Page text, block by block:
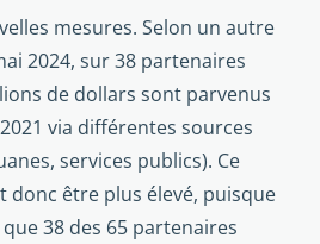
mesures. Selon un autre
2024, sur 38 partenaires
de dollars sont parvenus
via différentes sources
services pu­blics). Ce
donc être plus élevé, puisque
38 des 65 partenaires